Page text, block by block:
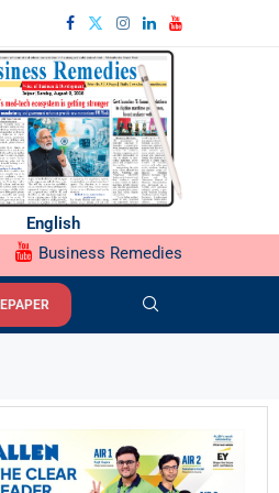
English
Business Remedies
EPAPER